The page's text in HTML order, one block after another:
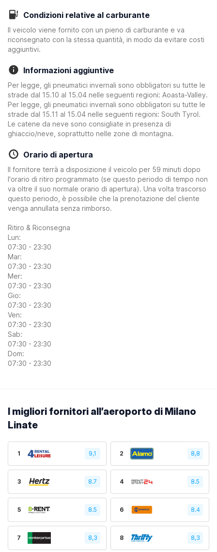
Condizioni relative al carburante
Il veicolo viene fornito con un pieno di carburante e va
riconsegnato con la stessa quantità, in modo da evitare costi
aggiuntivi.
Informazioni aggiuntive
Per legge, gli pneumatici invernali sono obbligatori su tutte le
strade dal 15.10 al 15.04 nelle seguenti regioni: Aoasta-Valley.
Per legge, gli pneumatici invernali sono obbligatori su tutte le
strade dal 15.11 al 15.04 nelle seguenti regioni: South Tyrol.
Le catene da neve sono consigliate in presenza di
ghiaccio/neve, soprattutto nelle zone di montagna.
Orario di apertura
Il fornitore terrà a disposizione il veicolo per 59 minuti dopo
l'orario di ritiro programmato (se questo periodo di tempo non
va oltre il suo normale orario di apertura). Una volta trascorso
questo periodo, è possibile che la prenotazione del cliente
venga annullata senza rimborso.
Ritiro & Riconsegna
Lun:
07:30 - 23:30
Mar:
07:30 - 23:30
Mer:
07:30 - 23:30
Gio:
07:30 - 23:30
Ven:
07:30 - 23:30
Sab:
07:30 - 23:30
Dom:
07:30 - 23:30
I migliori fornitori all’aeroporto di Milano
Linate
1 9,1 2 8,8
3 8.7 4 8.5
5 8.5 6 8.4
7 8,3 8 8,3